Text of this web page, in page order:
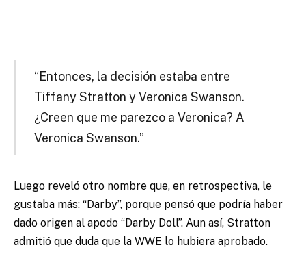
“Entonces, la decisión estaba entre
Tiffany Stratton y Veronica Swanson.
¿Creen que me parezco a Veronica? A
Veronica Swanson.”
Luego reveló otro nombre que, en retrospectiva, le
gustaba más: “Darby”, porque pensó que podría haber
dado origen al apodo “Darby Doll”. Aun así, Stratton
admitió que duda que la WWE lo hubiera aprobado.